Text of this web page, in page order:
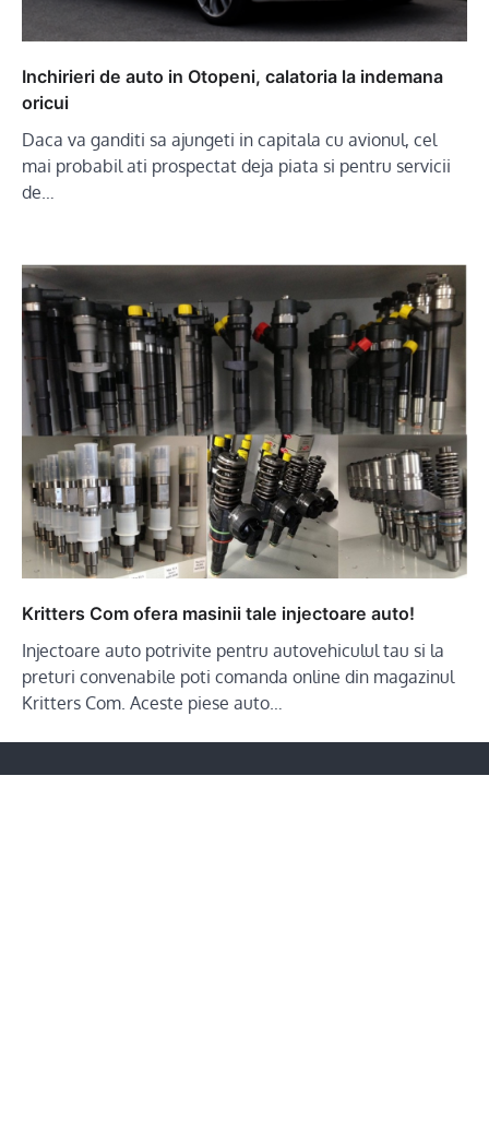
Inchirieri de auto in Otopeni, calatoria la indemana
oricui
Daca va ganditi sa ajungeti in capitala cu avionul, cel
mai probabil ati prospectat deja piata si pentru servicii
de…
Kritters Com ofera masinii tale injectoare auto!
Injectoare auto potrivite pentru autovehiculul tau si la
preturi convenabile poti comanda online din magazinul
Kritters Com. Aceste piese auto…